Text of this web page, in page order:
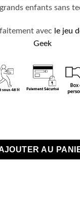
enfants sans
avec le jeu
Geek
Pousse Pousse
AU